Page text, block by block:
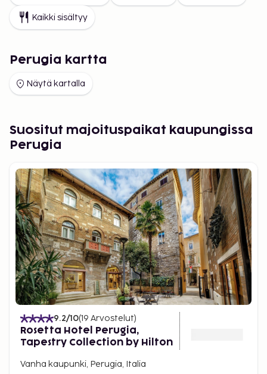
Kaikki sisältyy
Perugia kartta
Näytä kartalla
Suositut majoituspaikat kaupungissa
Perugia
9.2/10(19 Arvostelut)
Rosetta Hotel Perugia,
Tapestry Collection by Hilton
Vanha kaupunki, Perugia, Italia